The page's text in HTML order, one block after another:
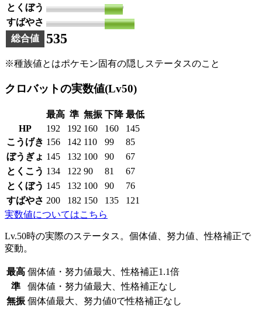
とくぼう
80
すばやさ
130
総合値
535
※種族値とはポケモン固有の隠しステータスのこと
クロバットの実数値(Lv50)
最高 準 無振 下降 最低
HP
192 192 160 160
145
こうげき 156 142 110 99
85
ぼうぎょ 145 132 100 90
67
とくこう 134 122 90 81
67
とくぼう 145 132 100 90
76
すばやさ 200 182 150 135
121
実数値についてはこちら
Lv.50時の実際のステータス。個体値、努力値、性格補正で
変動。
最高 個体値・努力値最大、性格補正1.1倍
準
個体値・努力値最大、性格補正なし
無振 個体値最大、努力値0で性格補正なし